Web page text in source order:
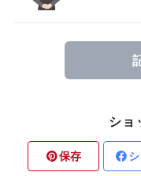
ショ
保存